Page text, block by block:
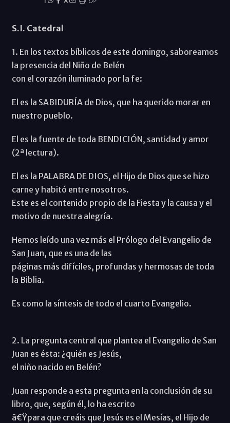
S.I. Catedral
1. En los textos bíblicos de este domingo, saboreamos
la presencia del Niño de Belén
con el corazón iluminado por la fe:
El es la SABIDURÍA de Dios, que ha querido morar en
nuestro pueblo.
El es la fuente de toda BENDICIÓN, santidad y amor
(2ª lectura).
El es la PALABRA DE DIOS, el Hijo de Dios que se hizo
carne y habitó entre nosotros.
Este es el contenido propio de la Fiesta y la causa y el
motivo de nuestra alegría.
Hemos leído una vez más el Prólogo del Evangelio de
San Juan, que es una de las
páginas más difíciles, profundas y hermosas de toda
la Biblia.
Es como la síntesis de todo el cuarto Evangelio.
2. La pregunta central que plantea el Evangelio de San
Juan es ésta: ¿quién es Jesús,
el niño nacido en Belén?
Juan responde a esta pregunta en la conclusión de su
libro, que, según él, lo ha escrito
â€Ÿpara que creáis que Jesús es el Mesías, el Hijo de